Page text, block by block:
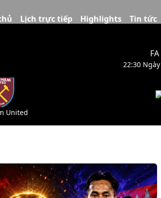
Lịch trực tiếp Highlights Tin tức
22:30
United